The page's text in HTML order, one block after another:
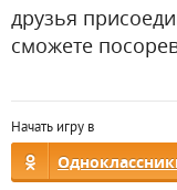
друзья
сможете
Начать игру в